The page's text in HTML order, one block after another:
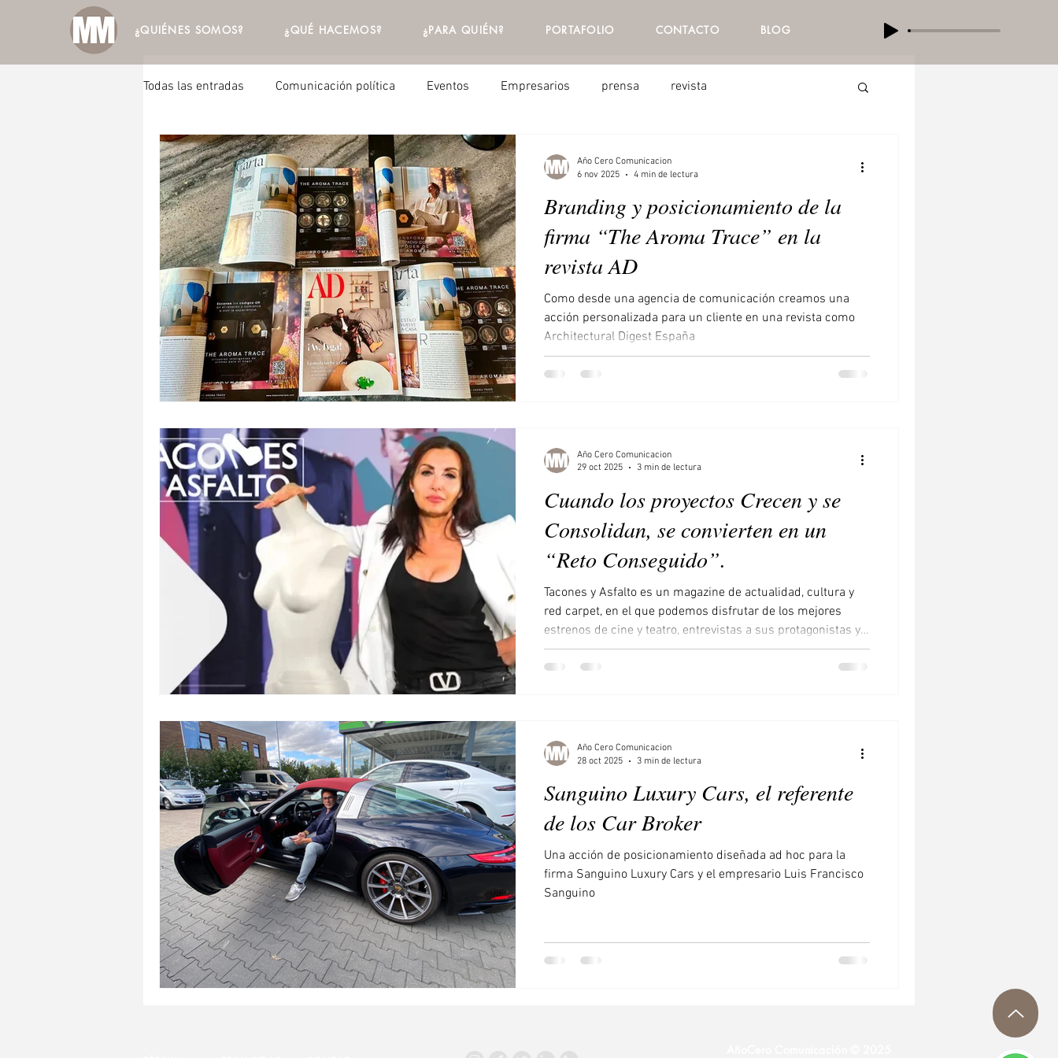
Todas las entradas Comunicación política Eventos Empresarios prensa revista
Agencia de Comunicación Agencia de Prensa Agencia de Publicidad
Branding y posicionamiento de la
firma “The Aroma Trace” en la
revista AD
Como desde una agencia de comunicación creamos una
acción personalizada para un cliente en una revista como
Architectural Digest España
Año Cero Comunicacion
6 nov 2025
4 min de lectura
Cuando los proyectos Crecen y se
Consolidan, se convierten en un
“Reto Conseguido”.
Tacones y Asfalto es un magazine de actualidad, cultura y
red carpet, en el que podemos disfrutar de los mejores
estrenos de cine y teatro, entrevistas a sus protagonistas y
mucha mucha cultura
Año Cero Comunicacion
29 oct 2025
3 min de lectura
Sanguino Luxury Cars, el referente
de los Car Broker
Una acción de posicionamiento diseñada ad hoc para la
firma Sanguino Luxury Cars y el empresario Luis Francisco
Sanguino
Año Cero Comunicacion
28 oct 2025
3 min de lectura
¿QUIÉNES SOMOS? ¿QUÉ HACEMOS? ¿PARA QUIÉN? PORTAFOLIO CONTACTO BLOG